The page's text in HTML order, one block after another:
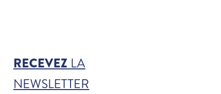
RECEVEZLA
NEWSLETTER